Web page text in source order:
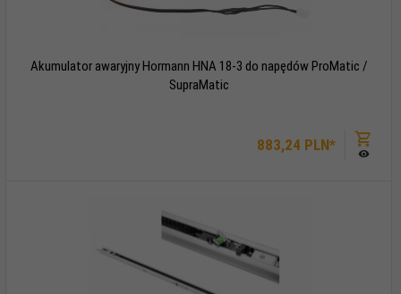
883,24 PLN*
Akumulator awaryjny Hormann HNA 18-3 do napędów ProMatic /
SupraMatic